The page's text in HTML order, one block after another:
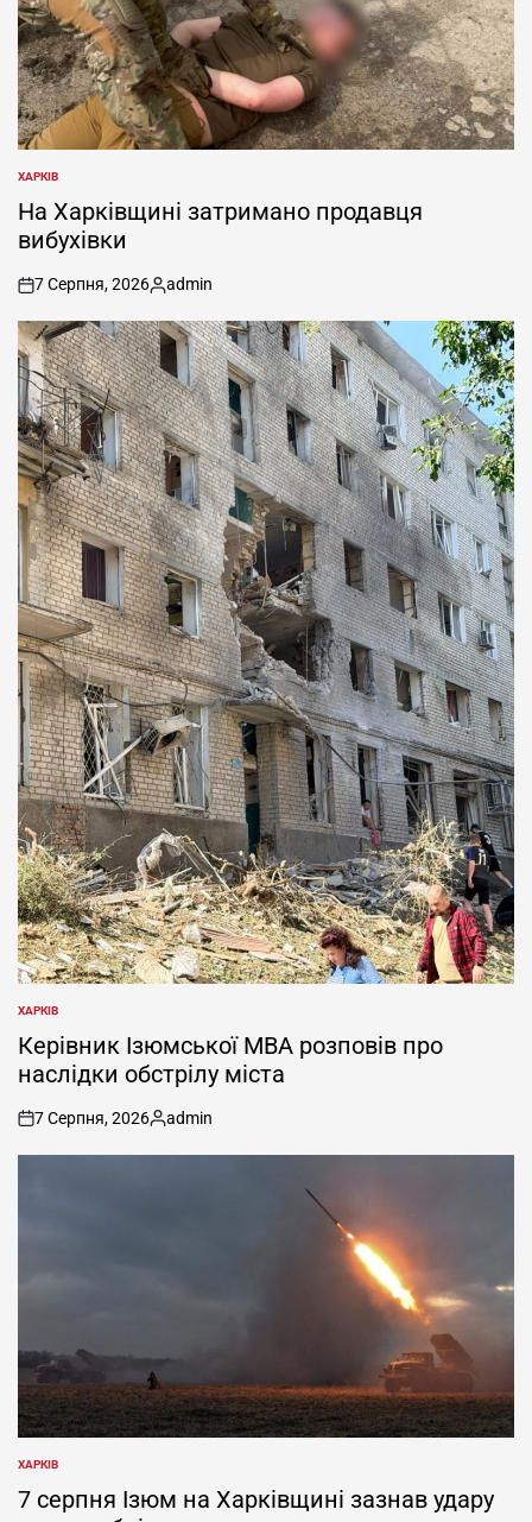
ОПУБЛІКУВАТИ
У
ХАРКІВ
На Харківщині затримано продавця
вибухівки
on
7 Серпня, 2026
Опубліковано
admin
ОПУБЛІКУВАТИ
У
ХАРКІВ
Керівник Ізюмської МВА розповів про
наслідки обстрілу міста
on
7 Серпня, 2026
Опубліковано
admin
ОПУБЛІКУВАТИ
У
ХАРКІВ
7 серпня Ізюм на Харківщині зазнав удару